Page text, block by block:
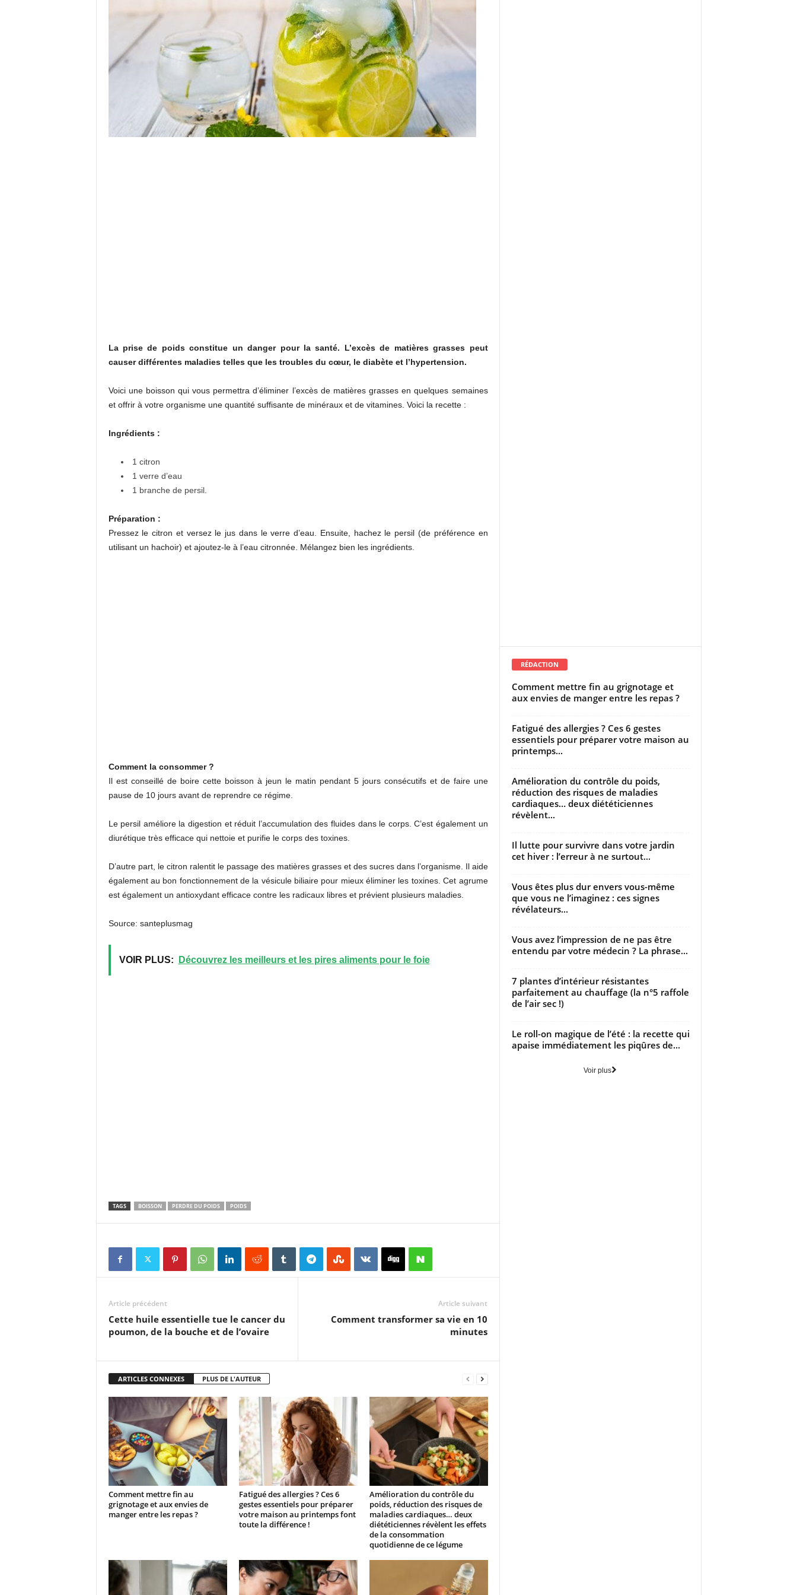
La prise de poids constitue un danger pour la santé. L’excès de matières grasses peut
causer différentes maladies telles que les troubles du cœur, le diabète et l’hypertension.
Voici une boisson qui vous permettra d’éliminer l’excès de matières grasses en quelques semaines
et offrir à votre organisme une quantité suffisante de minéraux et de vitamines. Voici la recette :
Ingrédients :
1 citron
1 verre d’eau
1 branche de persil.
Préparation :
Pressez le citron et versez le jus dans le verre d’eau. Ensuite, hachez le persil (de préférence en
utilisant un hachoir) et ajoutez-le à l’eau citronnée. Mélangez bien les ingrédients.
Comment la consommer ?
Il est conseillé de boire cette boisson à jeun le matin pendant 5 jours consécutifs et de faire une
pause de 10 jours avant de reprendre ce régime.
Le persil améliore la digestion et réduit l’accumulation des fluides dans le corps. C’est également un
diurétique très efficace qui nettoie et purifie le corps des toxines.
D’autre part, le citron ralentit le passage des matières grasses et des sucres dans l’organisme. Il aide
également au bon fonctionnement de la vésicule biliaire pour mieux éliminer les toxines. Cet agrume
est également un antioxydant efficace contre les radicaux libres et prévient plusieurs maladies.
Source: santeplusmag
VOIR PLUS: Découvrez les meilleurs et les pires aliments pour le foie
TAGS BOISSON PERDRE DU POIDS POIDS
Article précédent
Cette huile essentielle tue le cancer du
poumon, de la bouche et de l’ovaire
Article suivant
Comment transformer sa vie en 10
minutes
ARTICLES CONNEXES PLUS DE L'AUTEUR
Comment mettre fin au
grignotage et aux envies de
manger entre les repas ?
Fatigué des allergies ? Ces 6
gestes essentiels pour préparer
votre maison au printemps font
toute la différence !
Amélioration du contrôle du
poids, réduction des risques de
maladies cardiaques… deux
diététiciennes révèlent les effets
de la consommation
quotidienne de ce légume
RÉDACTION
Comment mettre fin au grignotage et
aux envies de manger entre les repas ?
Fatigué des allergies ? Ces 6 gestes
essentiels pour préparer votre maison au
printemps...
Amélioration du contrôle du poids,
réduction des risques de maladies
cardiaques… deux diététiciennes
révèlent...
Il lutte pour survivre dans votre jardin
cet hiver : l’erreur à ne surtout...
Vous êtes plus dur envers vous-même
que vous ne l’imaginez : ces signes
révélateurs...
Vous avez l’impression de ne pas être
entendu par votre médecin ? La phrase...
7 plantes d’intérieur résistantes
parfaitement au chauffage (la n°5 raffole
de l’air sec !)
Le roll-on magique de l’été : la recette qui
apaise immédiatement les piqûres de...
Voir plus